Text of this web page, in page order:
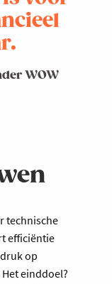
WOW
technische
efficiëntie
op
einddoel?